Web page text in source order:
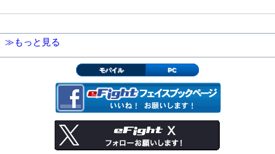
≫もっと見る
モバイル PC